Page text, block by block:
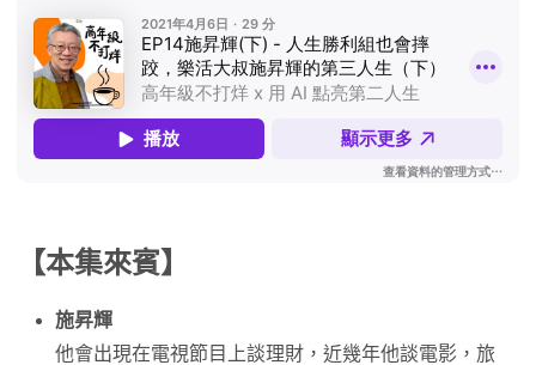
【本集來賓】
施昇輝
他會出現在電視節目上談理財，近幾年他談電影，旅